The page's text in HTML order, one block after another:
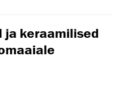
ja keraamilised